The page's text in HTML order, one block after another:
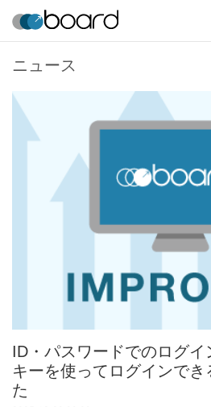
ニュース
ID・パスワードでのログイ
キーを使ってログインでき
た